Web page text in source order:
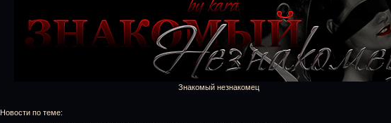
Знакомый незнакомец
Новости по теме: